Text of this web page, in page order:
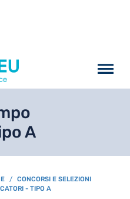
A
CONCORSI E SELEZIONI
- TIPO A